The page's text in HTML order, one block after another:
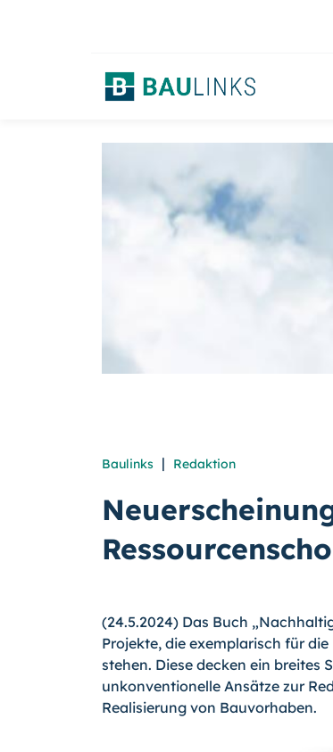
Baulinks | Redaktion
(24.5.2024) Das Buch
Projekte, die exemplarisch für
stehen. Diese decken ein breites
unkonventionelle Ansätze zur
Realisierung von Bauvorhaben.